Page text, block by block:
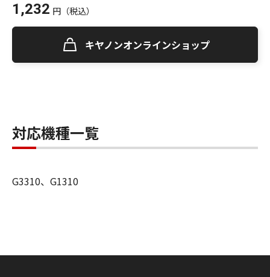
1,232 円 （税込）
キヤノンオンラインショップ
対応機種一覧
G3310、G1310